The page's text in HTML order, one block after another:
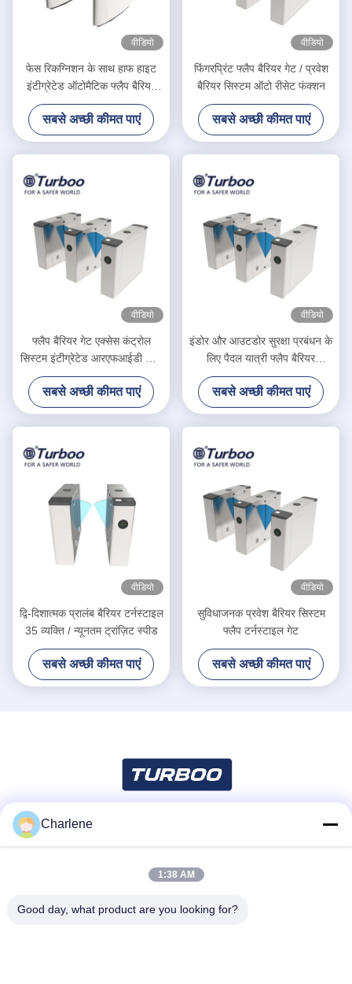
वीडियो
फेस रिकग्निशन के साथ हाफ हाइट
इंटीग्रेटेड ऑटोमैटिक फ्लैप बैरियर
टर्नस्टाइल
सबसे अच्छी कीमत पाएं
वीडियो
फिंगरप्रिंट फ्लैप बैरियर गेट / प्रवेश
बैरियर सिस्टम ऑटो रीसेट फंक्शन
सबसे अच्छी कीमत पाएं
वीडियो
फ्लैप बैरियर गेट एक्सेस कंट्रोल
सिस्टम इंटीग्रेटेड आरएफआईडी कार्ड
रीडर और क्यूआर स्कैनर
सबसे अच्छी कीमत पाएं
वीडियो
इंडोर और आउटडोर सुरक्षा प्रबंधन के
लिए पैदल यात्री फ्लैप बैरियर
टर्नस्टाइल
सबसे अच्छी कीमत पाएं
वीडियो
द्वि-दिशात्मक प्रालंब बैरियर टर्नस्टाइल
35 व्यक्ति / न्यूनतम ट्रांज़िट स्पीड
सबसे अच्छी कीमत पाएं
वीडियो
सुविधाजनक प्रवेश बैरियर सिस्टम
फ्लैप टर्नस्टाइल गेट
सबसे अच्छी कीमत पाएं
त्वरित संपर्क
Charlene
1:38 AM
Good day, what product are you looking for?